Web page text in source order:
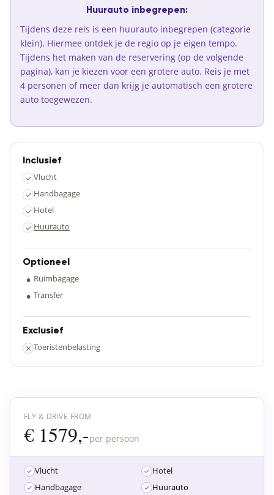
Huurauto inbegrepen:
Tijdens deze reis is een huurauto inbegrepen (categorie
klein). Hiermee ontdek je de regio op je eigen tempo.
Tijdens het maken van de reservering (op de volgende
pagina), kan je kiezen voor een grotere auto. Reis je met
4 personen of meer dan krijg je automatisch een grotere
auto toegewezen.
Inclusief
✓Vlucht
✓ Handbagage
✓ Hotel
✓ Huurauto
Optioneel
• Ruimbagage
• Transfer
Exclusief
× Toeristenbelasting
FLY & DRIVE FROM
€ 1579,-per persoon
Vlucht
Handbagage
Hotel
Huurauto